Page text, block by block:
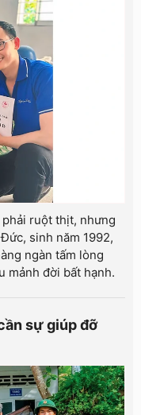
ruột thịt, nhưng
sinh năm 1992,
ngàn tấm lòng
mảnh đời bất hạnh.
sự giúp đỡ